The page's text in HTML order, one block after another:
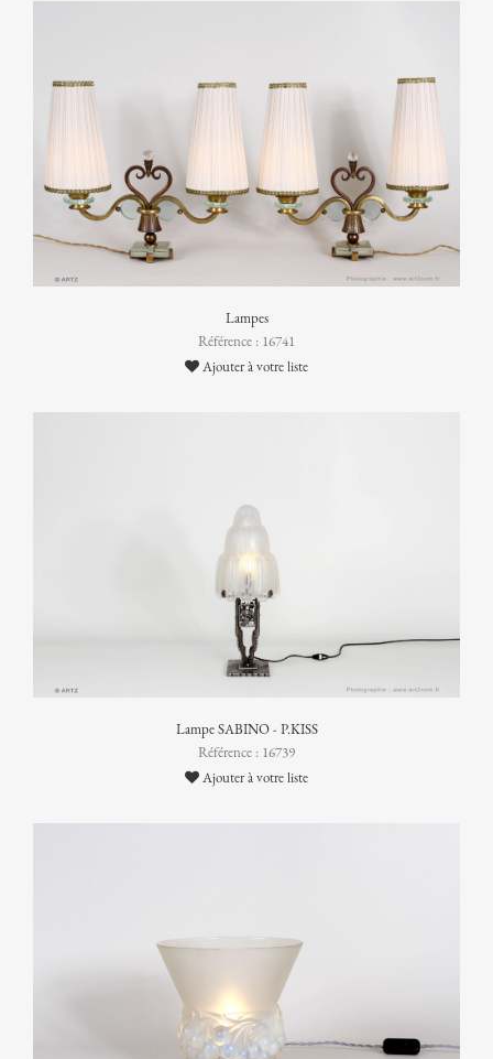
Lampes
Référence : 16741
Ajouter à votre liste
Lampe SABINO - P.KISS
Référence : 16739
Ajouter à votre liste